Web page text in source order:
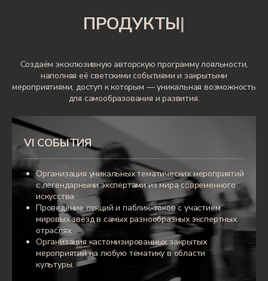
ПРОДУКТЫ|
Создаём эксклюзивную авторскую программу лояльности,
наполняя её светскими событиями и закрытыми
мероприятиями, доступ к которым — уникальная возможность
для самообразования и развития.
VI СОБЫТИЯ
Организация уникальных тематических мероприятий
с легендарными экспертами из мира современного
искусства.
Проведение лекций и паблик-токов с участием
мировых звёзд в самых разнообразных экспертных
отраслях.
Организация кастомизированных закрытых
мероприятий на любую тематику в области
культуры.